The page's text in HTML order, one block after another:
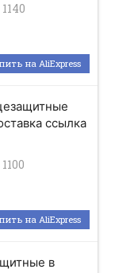
на AliExpress
ссылка
на AliExpress
в